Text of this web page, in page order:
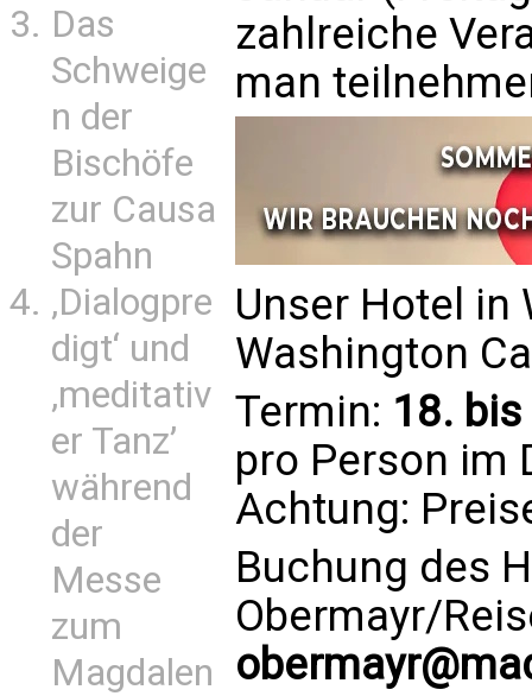
Das
Schweige
n der
Bischöfe
zur Causa
Spahn
‚Dialogpre
digt‘ und
‚meditativ
er Tanz’
während
der
Messe
zum
Magdalen
zahlreiche
man
Unser Hotel in
Washington
Termin: 18.
pro Person im
Achtung:
Buchung des
Obermayr/